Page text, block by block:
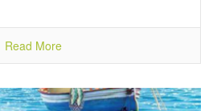
Read More